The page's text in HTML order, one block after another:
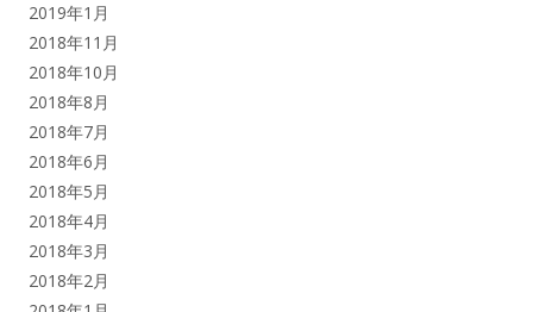
2019年1月
2018年11月
2018年10月
2018年8月
2018年7月
2018年6月
2018年5月
2018年4月
2018年3月
2018年2月